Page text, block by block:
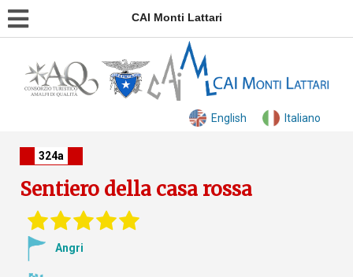
CAI Monti Lattari
English Italiano
324a
Sentiero della casa rossa
Angri